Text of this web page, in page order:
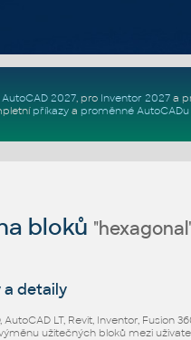
AutoCAD 2027, pro Inventor 2027a
příkazya proměnné
bloků
a detaily
LT, Revit, Inventor, Fusion
užitečných bloků mezi